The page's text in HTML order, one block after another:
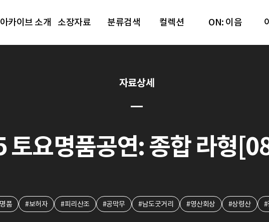
아카이브 소개 소장자료 분류검색 컬렉션 ON: 이음
자료상세
토요명품공연: 종합 라형
품 #보허자 #피리산조 #공막무 #남도굿거리 #영산회상 #상령산 #